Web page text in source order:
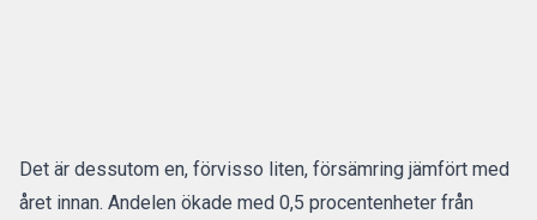
Det är dessutom en, förvisso liten, försämring jämfört med
året innan. Andelen ökade med 0,5 procentenheter från